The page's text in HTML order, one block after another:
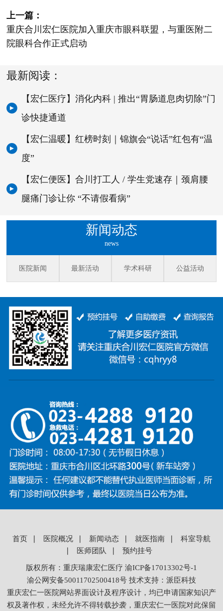
上一篇：
重庆合川宏仁医院加入重庆市眼科联盟，与重医附二
院眼科合作正式启动
最新阅读：
【宏仁医疗】消化内科 | 推出“胃肠道息肉切除”门
诊快捷通道
【宏仁温暖】红榜时刻｜锦旗会“说话”红包有“温
度”
【宏仁便医】合川打工人 / 学生党速存｜颈肩腰
腿痛门诊让你 “不请假看病”
新闻动态
news
医院新闻 最新活动 学术科研 公益活动
首页 医院概况 新闻动态 就医指南
科室导航
医师团队 预约挂号
版权所有： 重庆瑞康宏仁医疗 渝ICP备17013302号-1
渝公网安备50011702500418号技术支持： 派臣科技
重庆宏仁一医院网站界面设计及程序设计，均已申请国家知识产
权及著作权，未经允许不得转载抄袭，重庆宏仁一医院对此保留